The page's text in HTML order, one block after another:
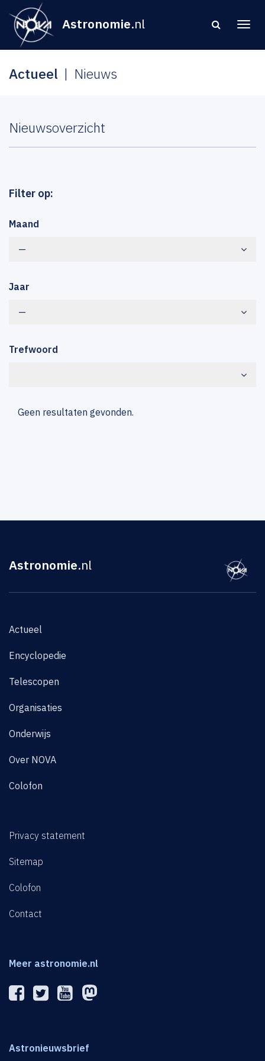
Astronomie.nl
Actueel Nieuws
Nieuwsoverzicht
Filter op:
Maand
—
Jaar
—
Trefwoord
Geen resultaten gevonden.
Astronomie.nl
Actueel
Encyclopedie
Telescopen
Organisaties
Onderwijs
Over NOVA
Colofon
Privacy statement
Sitemap
Colofon
Contact
Meer astronomie.nl
Astronieuwsbrief